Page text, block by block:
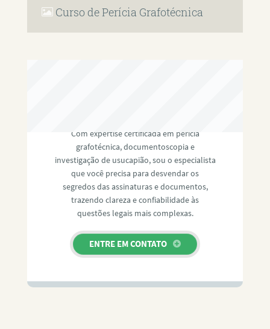
Curso de Perícia Grafotécnica
Com expertise certificada em perícia
grafotécnica, documentoscopia e
investigação de usucapião, sou o especialista
que você precisa para desvendar os
segredos das assinaturas e documentos,
trazendo clareza e confiabilidade às
questões legais mais complexas.
ENTRE EM CONTATO